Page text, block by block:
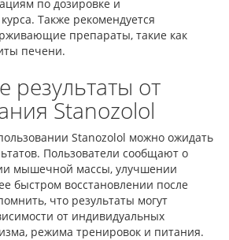
по дозировке и
Также рекомендуется
препараты, такие как
печени.
от
Stanozolol
Stanozolol можно ожидать
Пользователи сообщают о
мышечной массы, улучшении
быстром восстановлении после
что результаты могут
от индивидуальных
режима тренировок и питания.